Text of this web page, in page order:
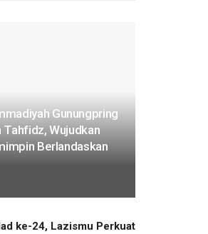
Gunungpring
Wujudkan
Berlandaskan
ke-24, Lazismu Perkuat